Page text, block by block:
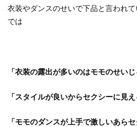
衣装やダンスのせいで下品と言われ
では
「衣装の露出が多いのはモモのせいじ
「スタイルが良いからセクシーに見え
「モモのダンスが上手で激しいあら